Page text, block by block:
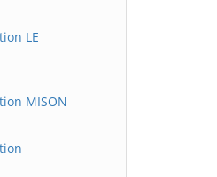
LE
MISON